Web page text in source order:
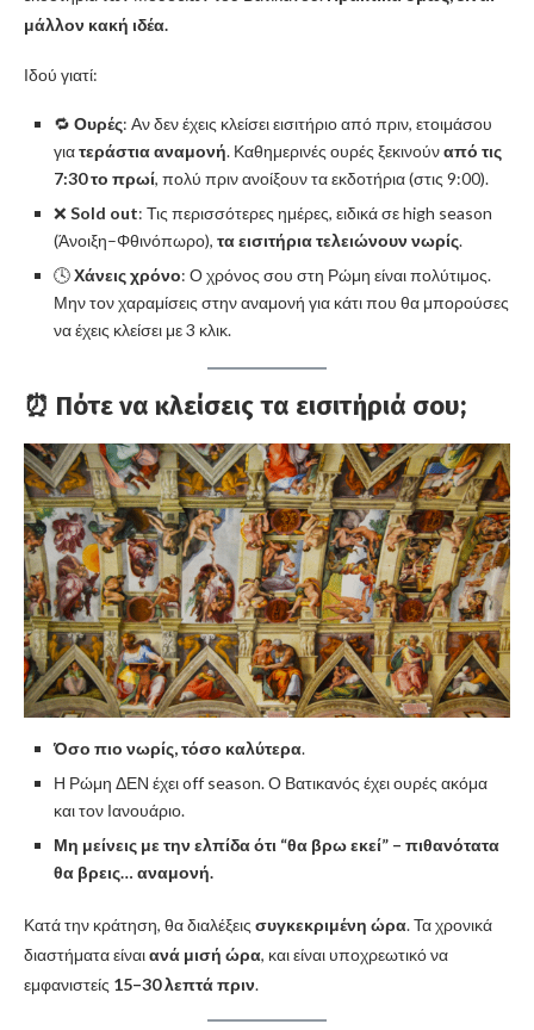
μάλλον κακή ιδέα.
Ιδού γιατί:
🔁 Ουρές: Αν δεν έχεις κλείσει εισιτήριο από πριν, ετοιμάσου
γιατεράστια αναμονή. Καθημερινές ουρές ξεκινούναπό τις
7:30 το πρωί, πολύ πριν ανοίξουν τα εκδοτήρια (στις 9:00).
❌ Sold out: Τις περισσότερες ημέρες, ειδικά σε high season
(Άνοιξη–Φθινόπωρο), τα εισιτήρια τελειώνουν νωρίς.
🕓Χάνεις χρόνο: Ο χρόνος σου στη Ρώμη είναι πολύτιμος.
Μην τον χαραμίσεις στην αναμονή για κάτι που θα μπορούσες
να έχεις κλείσει με 3 κλικ.
⏰ Πότε να κλείσεις τα εισιτήριά σου;
Όσο πιο νωρίς, τόσο καλύτερα.
Η Ρώμη ΔΕΝ έχει off season. Ο Βατικανός έχει ουρές ακόμα
και τον Ιανουάριο.
Μη μείνεις με την ελπίδα ότι “θα βρω εκεί” – πιθανότατα
θα βρεις… αναμονή.
Κατά την κράτηση, θα διαλέξεις συγκεκριμένη ώρα. Τα χρονικά
διαστήματα είναιανά μισή ώρα, και είναι υποχρεωτικό να
εμφανιστείς 15–30 λεπτά πριν.